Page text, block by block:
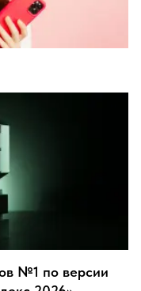
№1 по версии